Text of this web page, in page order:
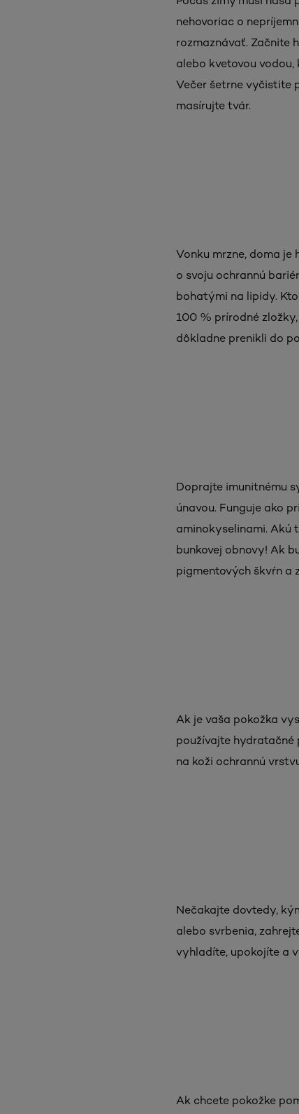
nehovoriac o
rozmaznávať. Začnite
alebo kvetovou
Večer šetrne vyčistite
masírujte tvár.
Vonku mrzne, doma
o svoju ochrannú
bohatými na lipidy.
100 % prírodné
dôkladne prenikli do
Doprajte imunitnému
únavou. Funguje ako
aminokyselinami. Akú
bunkovej obnovy! Ak
pigmentových škvŕn a
Ak je vaša pokožka
používajte hydratačné
na koži ochrannú
Nečakajte dovtedy,
alebo svrbenia,
vyhladíte, upokojíte a
Ak chcete pokožke